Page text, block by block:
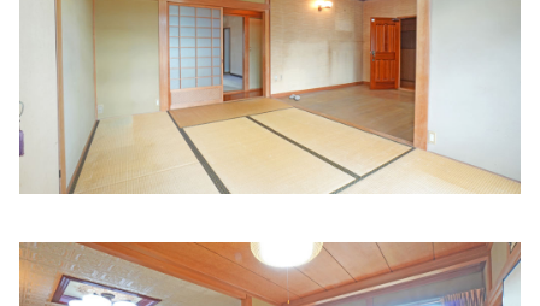
森下クリニック
和歌山県橋本市高野口町向島４２−１３
和歌山県橋本市高野口町小田６５３−２
こころの郷クリニック
住所:和歌山県橋本市高野口町名古曽９１８−１
マップで見
辻本クリニック＆辻本歯科クリニック
住所:和歌山県橋本市高野口町大野２３５−１ マップで見る